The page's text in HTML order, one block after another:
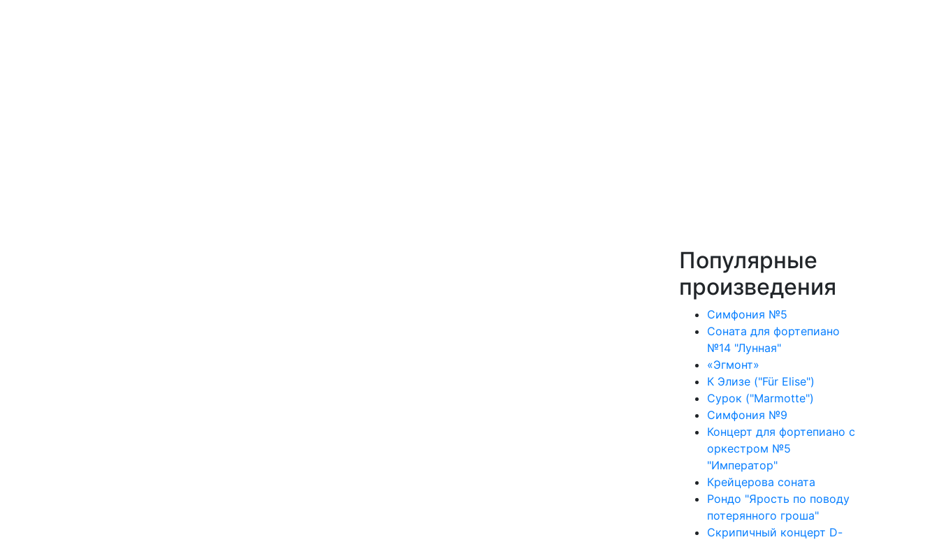
Популярные
произведения
Симфония №5
Соната для фортепиано
№14 "Лунная"
«Эгмонт»
К Элизе ("Für Elise")
Сурок ("Marmotte")
Симфония №9
Концерт для фортепиано с
оркестром №5
"Император"
Крейцерова соната
Рондо "Ярость по поводу
потерянного гроша"
Скрипичный концерт D-